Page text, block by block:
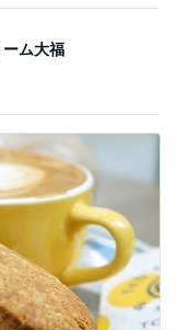
ム大福